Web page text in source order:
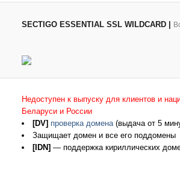
SECTIGO ESSENTIAL SSL WILDCARD
Недоступен к выпуску для клиентов и
Беларуси и России
[DV] проверка домена(выдача от 5
Защищает домен и все его поддомены
[IDN] — поддержка кириллических